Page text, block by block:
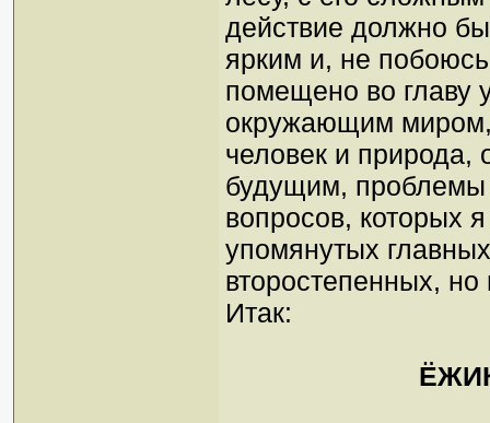
действие должно
ярким и, не
помещено во главу
окружающим
человек и природа,
будущим, проблемы
вопросов, которых
упомянутых
второстепенных,
Итак: